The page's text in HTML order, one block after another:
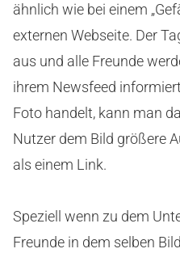
ähnlich wie bei einem
externen Webseite. Der
aus und alle Freunde
ihrem Newsfeed
Foto handelt, kann man
Nutzer dem Bild größere
als einem Link.
Speziell wenn zu dem
Freunde in dem selben